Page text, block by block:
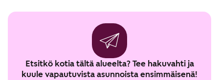
Etsitkö kotia tältä alueelta? Tee hakuvahti ja
kuule vapautuvista asunnoista ensimmäisenä!